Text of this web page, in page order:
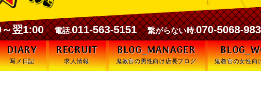
～翌1:00電話.011-563-5151繋がらない時.070-5068-
DIARY
写メ日記
RECRUIT
求人情報
BLOG_MANAGER
鬼教官の男性向け店長ブログ 鬼教官の女性向